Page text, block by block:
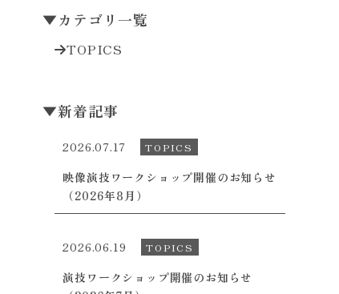
▼カテゴリ一覧
TOPICS
▼新着記事
2026.07.17 TOPICS
映像演技ワークショップ開催のお知らせ
（2026年8月）
2026.06.19 TOPICS
演技ワークショップ開催のお知らせ